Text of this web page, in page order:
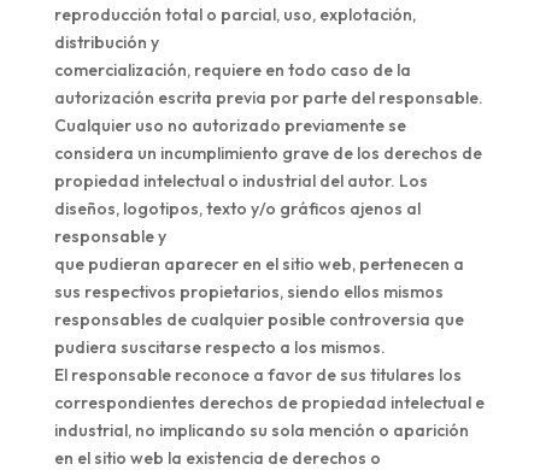
reproducción total o parcial, uso, explotación,
distribución y
comercialización, requiere en todo caso de la
autorización escrita previa por parte del responsable.
Cualquier uso no autorizado previamente se
considera un incumplimiento grave de los derechos de
propiedad intelectual o industrial del autor. Los
diseños, logotipos, texto y/o gráficos ajenos al
responsable y
que pudieran aparecer en el sitio web, pertenecen a
sus respectivos propietarios, siendo ellos mismos
responsables de cualquier posible controversia que
pudiera suscitarse respecto a los mismos.
El responsable reconoce a favor de sus titulares los
correspondientes derechos de propiedad intelectual e
industrial, no implicando su sola mención o aparición
en el sitio web la existencia de derechos o